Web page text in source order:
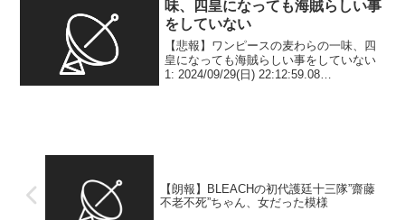
味、四皇になっても海賊らしい事
をしていない
【悲報】ワンピースの麦わらの一味、四
皇になっても海賊らしい事をしていない
1: 2024/09/29(日) 22:12:59.08
【朗報】BLEACHの初代護廷十三隊”齋藤
不老不死”ちゃん、女だった模様